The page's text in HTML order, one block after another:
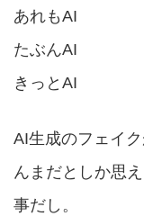
あれもAI
たぶんAI
きっとAI
AI生成のフェイ
んまだとしか思
事だし。